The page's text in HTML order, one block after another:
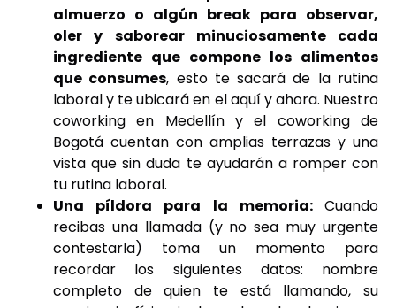
almuerzo o algún break para observar,
oler y saborear minuciosamente cada
ingrediente que compone los alimentos
que consumes, esto te sacará de la rutina
laboral y te ubicará en el aquí y ahora. Nuestro
coworking en Medellín y el coworking de
Bogotá cuentan con amplias terrazas y una
vista que sin duda te ayudarán a romper con
tu rutina laboral.
Una píldora para la memoria: Cuando
recibas una llamada (y no sea muy urgente
contestarla) toma un momento para
recordar los siguientes datos: nombre
completo de quien te está llamando, su